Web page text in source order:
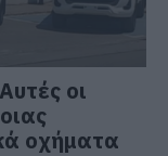
οι
οχήματα